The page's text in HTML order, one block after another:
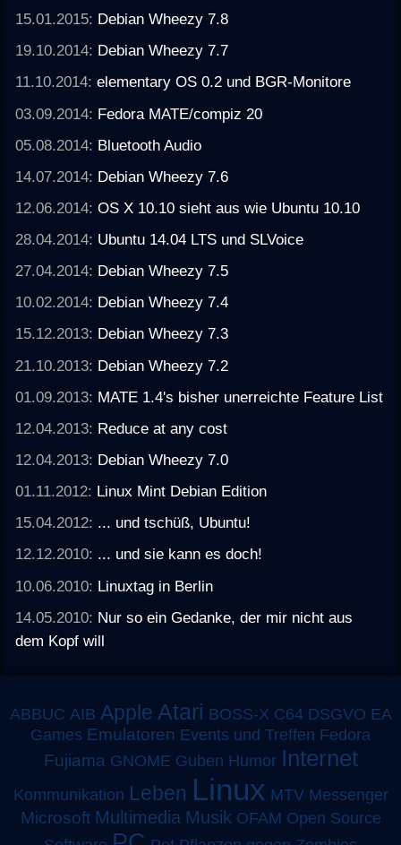
15.01.2015: Debian Wheezy 7.8
19.10.2014: Debian Wheezy 7.7
11.10.2014:elementary OS 0.2 und BGR-Monitore
03.09.2014: Fedora MATE/compiz 20
05.08.2014: Bluetooth Audio
14.07.2014: Debian Wheezy 7.6
12.06.2014:OS X 10.10 sieht aus wie Ubuntu 10.10
28.04.2014: Ubuntu 14.04 LTS und SLVoice
27.04.2014: Debian Wheezy 7.5
10.02.2014: Debian Wheezy 7.4
15.12.2013: Debian Wheezy 7.3
21.10.2013: Debian Wheezy 7.2
01.09.2013: MATE 1.4's bisher unerreichte Feature List
12.04.2013: Reduce at any cost
12.04.2013: Debian Wheezy 7.0
01.11.2012: Linux Mint Debian Edition
15.04.2012: ... und tschüß, Ubuntu!
12.12.2010: ... und sie kann es doch!
10.06.2010: Linuxtag in Berlin
14.05.2010: Nur so ein Gedanke, der mir nicht aus
dem Kopf will
ABBUC AIB Apple Atari BOSS-X C64 DSGVO EA
Games Emulatoren Events und Treffen Fedora
Fujiama GNOME Guben Humor Internet
Kommunikation Leben Linux MTV Messenger
Microsoft Multimedia Musik OFAM Open Source